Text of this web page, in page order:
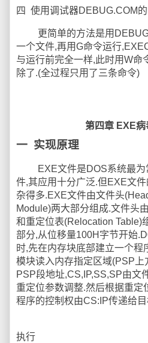
四 使用调试器DEBUG.COM
更简单的方法是用DEBUG
一个文件,再用G命令运行
与运行前完全一样,此时用W命
除了.(全过程只用了三条命令)
第四章 EXE病
一 实现原理
EXE文件是DOS系统最为
件,其应用十分广泛.但EXE文
杂得多.EXE文件由文件头
Module)两大部分组成.文件头
和重定位表(Relocation Table)
部分,从位移量100H字节开始
时,先在内存块底部建立一个程
模块读入内存指定区域(PSP上
PSP段地址,CS,IP,SS,SP由文
重定位参数调整.然后根据重定
程序的控制权由CS:IP传递给
表2: EXE
执行